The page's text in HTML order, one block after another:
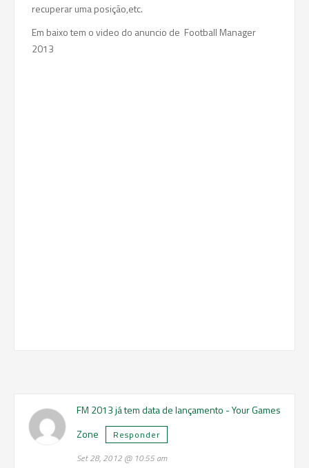
recuperar uma posição,etc.
Em baixo tem o video do anuncio de Football Manager
2013
FM 2013 já tem data de lançamento - Your Games
Zone
Responder
Set 28, 2012 @ 10:55 am